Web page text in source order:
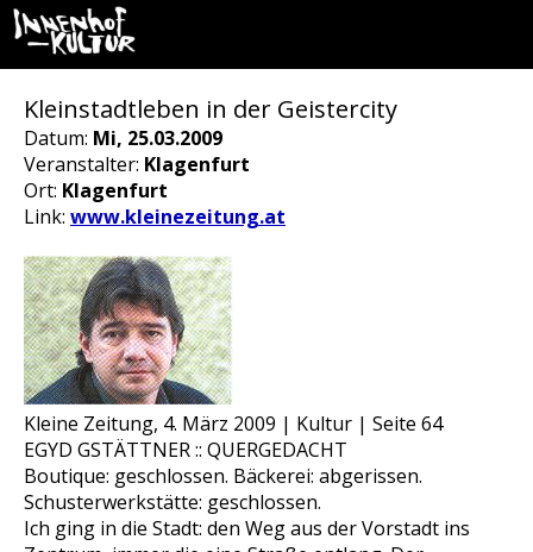
Kleinstadtleben in der Geistercity
Datum: Mi, 25.03.2009
Veranstalter: Klagenfurt
Ort: Klagenfurt
Link: www.kleinezeitung.at
Kleine Zeitung, 4. März 2009 | Kultur | Seite 64
EGYD GSTÄTTNER :: QUERGEDACHT
Boutique: geschlossen. Bäckerei: abgerissen.
Schusterwerkstätte: geschlossen.
Ich ging in die Stadt: den Weg aus der Vorstadt ins